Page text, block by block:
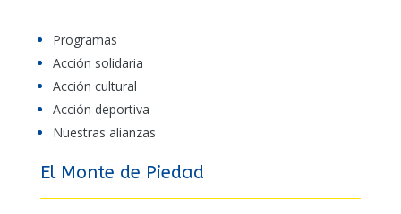
Programas
Acción solidaria
Acción cultural
Acción deportiva
Nuestras alianzas
El Monte de Piedad